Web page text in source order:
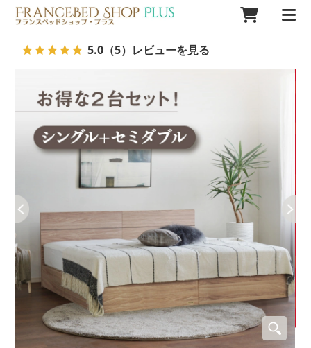
5.0 （5） レビューを見る